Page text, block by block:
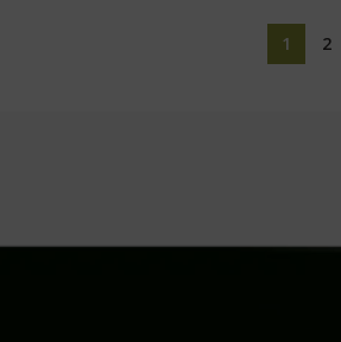
1 2